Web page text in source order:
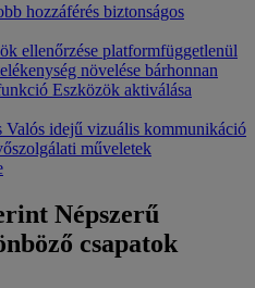
hozzáférés biztonságos
ellenőrzése platformfüggetlenül
növelése bárhonnan
Eszközök aktiválása
Valós idejű vizuális kommunikáció
műveletek
Népszerű
csapatok